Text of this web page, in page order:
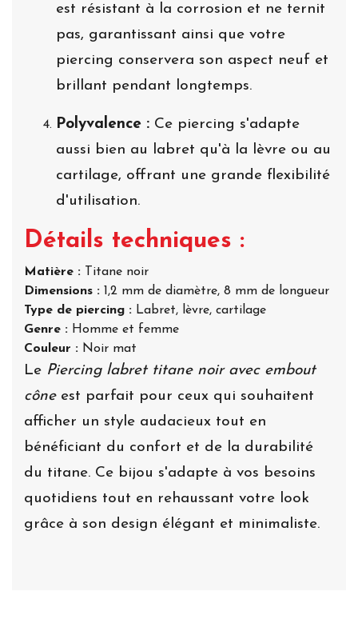
est résistant à la corrosion et ne ternit
pas, garantissant ainsi que votre
piercing conservera son aspect neuf et
brillant pendant longtemps.
Polyvalence : Ce piercing s'adapte
aussi bien au labret qu'à la lèvre ou au
cartilage, offrant une grande flexibilité
d'utilisation.
Détails techniques :
Matière : Titane noir
Dimensions : 1,2 mm de diamètre, 8 mm de longueur
Type de piercing : Labret, lèvre, cartilage
Genre : Homme et femme
Couleur : Noir mat
Le Piercing labret titane noir avec embout
côneest parfait pour ceux qui souhaitent
afficher un style audacieux tout en
bénéficiant du confort et de la durabilité
du titane. Ce bijou s'adapte à vos besoins
quotidiens tout en rehaussant votre look
grâce à son design élégant et minimaliste.